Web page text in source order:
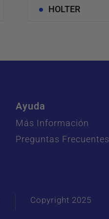
HOLTER
Ayuda
Más Información
Preguntas Frecuentes
Copyright 2025